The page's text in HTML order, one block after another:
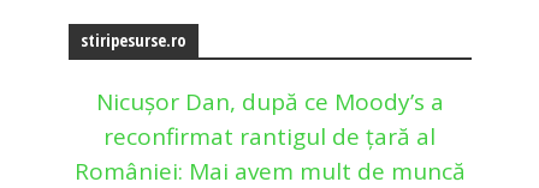
stiripesurse.ro
Nicușor Dan, după ce Moody’s a
reconfirmat rantigul de țară al
României: Mai avem mult de muncă